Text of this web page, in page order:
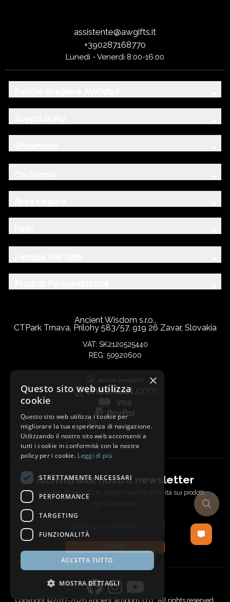
assistente@awgifts.it
+390287168770
Lunedì - Venerdì 8:00-16:00
Ancient Wisdom s.r.o.,
CTPark Trnava, Prílohy 583/57, 919 26 Zavar, Slovakia
VAT: SK2120525440
REG: 50920600
Iscriviti alla nostra newsletter
per ricevere ultime notizie, sconti, voucher e novità sui prodotti
Copyright ©2017-2026 Ancient Wisdom s.r.o., All rights reserved.
×
Questo sito web utilizza
cookie
Questo sito web utilizza i cookie per
migliorare la tua esperienza di navigazione.
Utilizzando il nostro sito web acconsenti a
tutti i cookie in conformità con la nostra
policy per i cookie. Leggi di più
STRETTAMENTE NECESSARI
PERFORMANCE
TARGETING
FUNZIONALITÀ
ACCETTA TUTTO
MOSTRA DETTAGLI